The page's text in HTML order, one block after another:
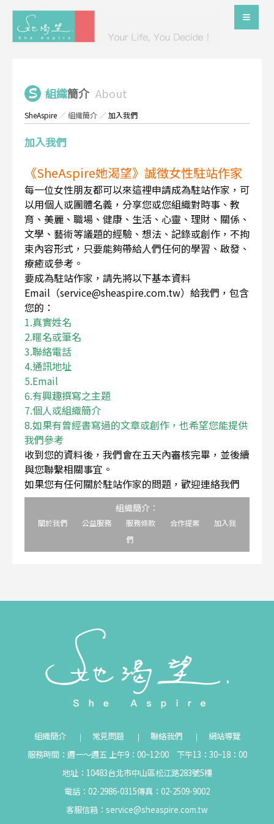
組織簡介 About
SheAspire ／組織簡介 ／加入我們
加入我們
《SheAspire她渴望》誠徵女性駐站作家
每一位女性朋友都可以來這裡申請成為駐站作家，可
以用個人或團體名義，分享您或您組織對時事、教
育、美麗、職場、健康、生活、心靈、理財、關係、
文學、藝術等議題的經驗、想法、記錄或創作，不拘
束內容形式，只要能夠帶給人們任何的學習、啟發、
療癒或參考。
要成為駐站作家，請先將以下基本資料
Email（service@sheaspire.com.tw）給我們，包含
您的：
1.真實姓名
2.暱名或筆名
3.聯絡電話
4.通訊地址
5.Email
6.有興趣撰寫之主題
7.個人或組織簡介
8.如果有曾經書寫過的文章或創作，也希望您能提供
我們參考
收到您的資料後，我們會在五天內審核完畢，並後續
與您聯繫相關事宜。
如果您有任何關於駐站作家的問題，歡迎連絡我們
組織簡介：
關於我們 公益服務 服務條款 合作提案
加入我
們
組織簡介 常見問題 聯絡我們
網站導覽
服務時間：週一～週五 上午9：00~12:00 下午13：30~18：00
地址：10483台北市中山區松江路283號5樓
電話：02-2986-0315傳真：02-2509-9002
客服信箱： service@sheaspire.com.tw